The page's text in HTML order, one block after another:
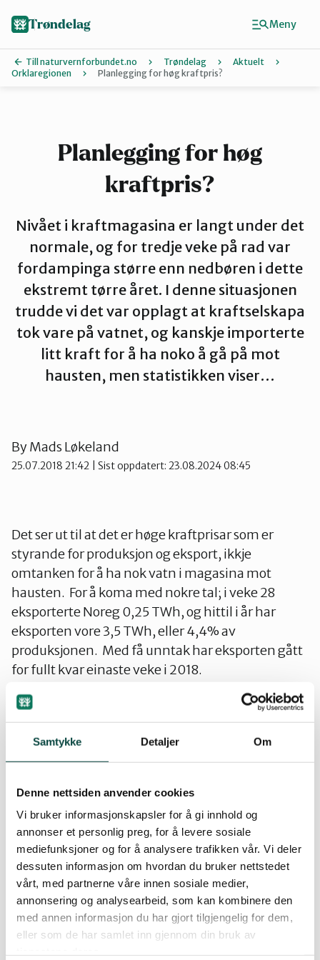
Samtykke Detaljer Om
Denne nettsiden anvender cookies
Vi bruker informasjonskapsler for å gi innhold og
annonser et personlig preg, for å levere sosiale
mediefunksjoner og for å analysere trafikken vår. Vi deler
dessuten informasjon om hvordan du bruker nettstedet
vårt, med partnerne våre innen sosiale medier,
annonsering og analysearbeid, som kan kombinere den
med annen informasjon du har gjort tilgjengelig for dem,
eller som de har samlet inn gjennom din bruk av
Levanger
Melhus
Namdalen
Røros og Holtålen
Skaun
Steinkjer
Stjørdal og Meråker
Trøndelag
Till naturvernforbundet.no Trøndelag
Aktuelt
Orklaregionen
Planlegging for høg kraftpris?
Planlegging for høg
kraftpris?
Nivået i kraftmagasina er langt under det
normale, og for tredje veke på rad var
fordampinga større enn nedbøren i dette
ekstremt tørre året. I denne situasjonen
trudde vi det var opplagt at kraftselskapa
tok vare på vatnet, og kanskje importerte
litt kraft for å ha noko å gå på mot
hausten, men statistikken viser…
ByMads Løkeland
25.07.2018 21:42 | Sist oppdatert: 23.08.2024 08:45
Det ser ut til at det er høge kraftprisar som er
styrande for produksjon og eksport, ikkje
omtanken for å ha nok vatn i magasina mot
hausten. For å koma med nokre tal; i veke 28
eksporterte Noreg 0,25 TWh, og hittil i år har
eksporten vore 3,5 TWh, eller 4,4% av
produksjonen. Med få unntak har eksporten gått
for fullt kvar einaste veke i 2018.
Korleis blir kraftsituasjonen til hausten og til
vinteren dersom det tørre veret held fram ei
stund til, og det berre kjem normalt med nedbør?
Får vi ein haust med spesielt høge kraftprisar på
Når Noreg driv med storstilt eksport, til og med i
denne værsituasjonen, kan i alle fall ikkje
kraftmangel bli brukt som argument for å byggja
ned enno fleire naturområde i Snillfjord og andre
stadar i Trøndelag med vindkraftanlegg.
Mads Løkeland og Knut Bonvik
Naturvernforbundet i Orklaregionen